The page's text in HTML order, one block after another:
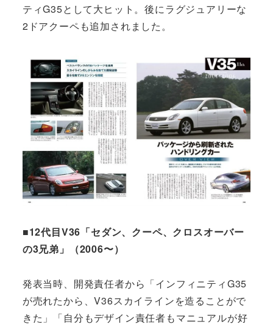
ティG35として大ヒット。後にラグジュアリーな
2ドアクーペも追加されました。
■12代目V36「セダン、クーペ、クロスオーバー
の3兄弟」（2006〜）
発表当時、開発責任者から「インフィニティG35
が売れたから、V36スカイラインを造ることがで
きた」「自分もデザイン責任者もマニュアルが好